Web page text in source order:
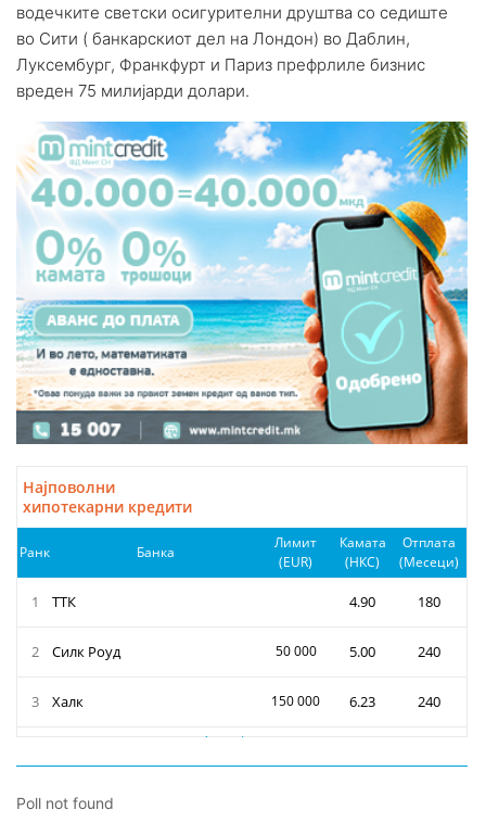
водечките светски осигурителни друштва со седиште
во Сити ( банкарскиот дел на Лондон) во Даблин,
Луксембург, Франкфурт и Париз префрлиле бизнис
вреден 75 милијарди долари.
Poll not found